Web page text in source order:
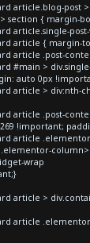
article.blog-post
section { margin-
article.single-
article { margin-
article .post-
#main >
auto 0px
article > div:nth-
article .post-
!important;
article
wrap
article >
article